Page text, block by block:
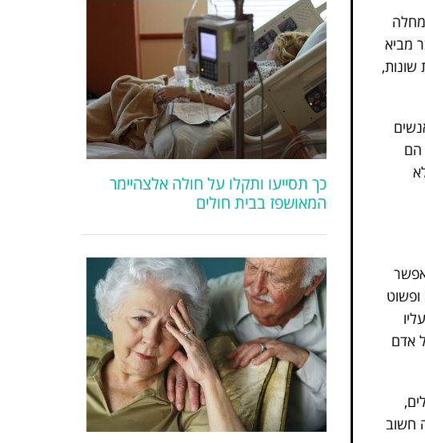
מביא
הם
ופשוט
אדם
חשוב
כך תסייעו ותקלו על חולה אלצהיימר
המאושפז בבית חולים